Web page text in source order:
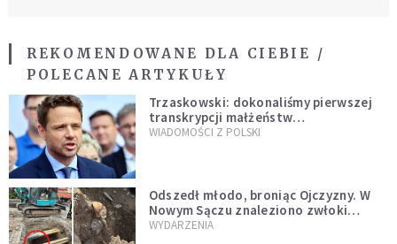
REKOMENDOWANE DLA CIEBIE /
POLECANE ARTYKUŁY
Trzaskowski: dokonaliśmy pierwszej
transkrypcji małżeństw
jednopłciowych. “Tak jak
WIADOMOŚCI Z POLSKI
Odszedł młodo, broniąc Ojczyzny. W
Nowym Sączu znaleziono zwłoki
mężczyzny z czasów potopu
WYDARZENIA